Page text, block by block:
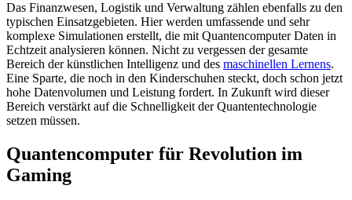
Das Finanzwesen, Logistik und Verwaltung zählen ebenfalls zu den
typischen Einsatzgebieten. Hier werden umfassende und sehr
komplexe Simulationen erstellt, die mit Quantencomputer Daten in
Echtzeit analysieren können. Nicht zu vergessen der gesamte
Bereich der künstlichen Intelligenz und des maschinellen Lernens.
Eine Sparte, die noch in den Kinderschuhen steckt, doch schon jetzt
hohe Datenvolumen und Leistung fordert. In Zukunft wird dieser
Bereich verstärkt auf die Schnelligkeit der Quantentechnologie
setzen müssen.
Quantencomputer für Revolution im
Gaming